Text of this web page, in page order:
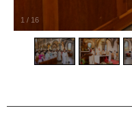
1 / 16